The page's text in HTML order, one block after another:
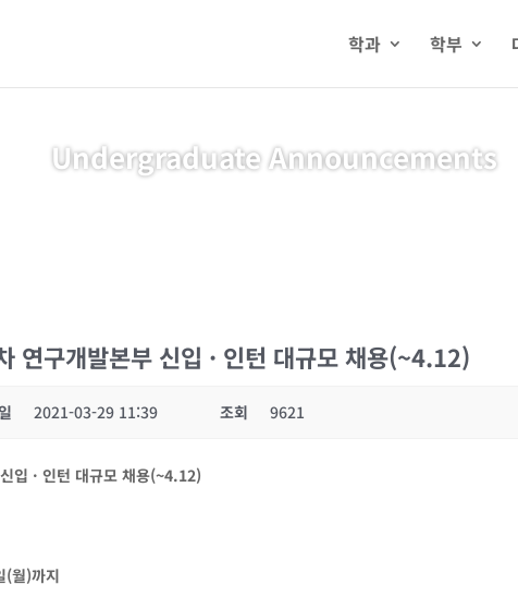
학과 학부
Undergraduate Announcements
연구개발본부 신입 · 인턴 대규모 채용(~4.12)
2021-03-29 11:39 조회 9621
입 · 인턴 대규모 채용(~4.12)
(월)까지